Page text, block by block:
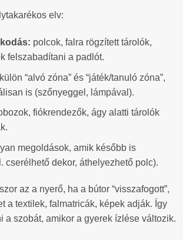
elv:
polcok, falra rögzített tárolók,
felszabadítani a padlót.
“alvó zóna” és “játék/tanuló zóna”,
is (szőnyeggel, lámpával).
fiókrendezők, ágy alatti tárolók
megoldások, amik később is
cserélhető dekor, áthelyezhető polc).
az a nyerő, ha a bútor “visszafogott”,
a textilek, falmatricák, képek adják. Így
a szobát, amikor a gyerek ízlése változik.